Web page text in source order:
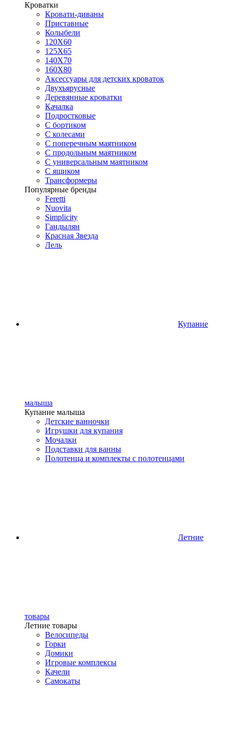
Кроватки
Кровати-диваны
Приставные
Колыбели
120Х60
125X65
140Х70
160Х80
Аксессуары для детских кроваток
Двухъярусные
Деревянные кроватки
Качалка
Подростковые
С бортиком
С колесами
С поперечным маятником
С продольным маятником
С универсальным маятником
С ящиком
Трансформеры
Популярные бренды
Feretti
Nuovita
Simplicity
Гандылян
Красная Звезда
Лель
Купание
малыша
Купание малыша
Детские ванночки
Игрушки для купания
Мочалки
Подставки для ванны
Полотенца и комплекты с полотенцами
Летние
товары
Летние товары
Велосипеды
Горки
Домики
Игровые комплексы
Качели
Самокаты